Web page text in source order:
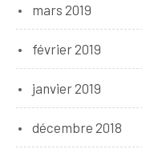
mars 2019
février 2019
janvier 2019
décembre 2018